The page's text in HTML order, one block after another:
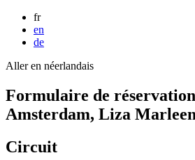
fr
en
de
Aller en néerlandais
Formulaire de
Amsterdam, Liza Marleen
Circuit